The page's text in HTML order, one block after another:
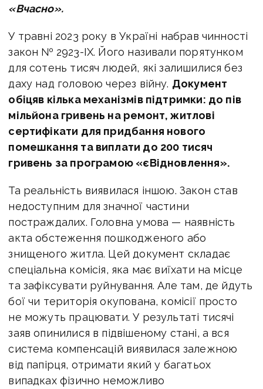
«Вчасно».
У травні 2023 року в Україні набрав чинності
закон № 2923-IX. Його називали порятунком
для сотень тисяч людей, які залишилися без
даху над головою через війну. Документ
обіцяв кілька механізмів підтримки: до пів
мільйона гривень на ремонт, житлові
сертифікати для придбання нового
помешкання та виплати до 200 тисяч
гривень за програмою «єВідновлення».
Та реальність виявилася іншою. Закон став
недоступним для значної частини
постраждалих. Головна умова — наявність
акта обстеження пошкодженого або
знищеного житла. Цей документ складає
спеціальна комісія, яка має виїхати на місце
та зафіксувати руйнування. Але там, де йдуть
бої чи територія окупована, комісії просто
не можуть працювати. У результаті тисячі
заяв опинилися в підвішеному стані, а вся
система компенсацій виявилася залежною
від папірця, отримати який у багатьох
випадках фізично неможливо